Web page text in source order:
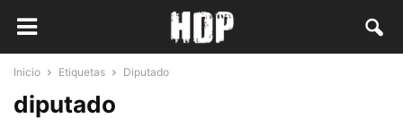
Inicio Etiquetas Diputado
diputado